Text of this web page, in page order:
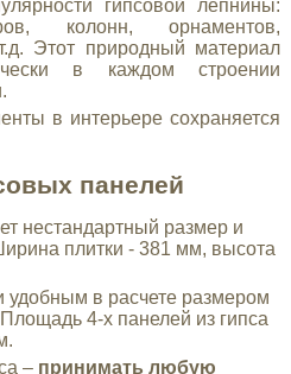
гипсовой лепнины:
колонн, орнаментов,
Этот природный материал
в каждом строении
в интерьере сохраняется
панелей
нестандартный размер и
плитки - 381 мм, высота
в расчете размером
4-х панелей из гипса
– принимать любую